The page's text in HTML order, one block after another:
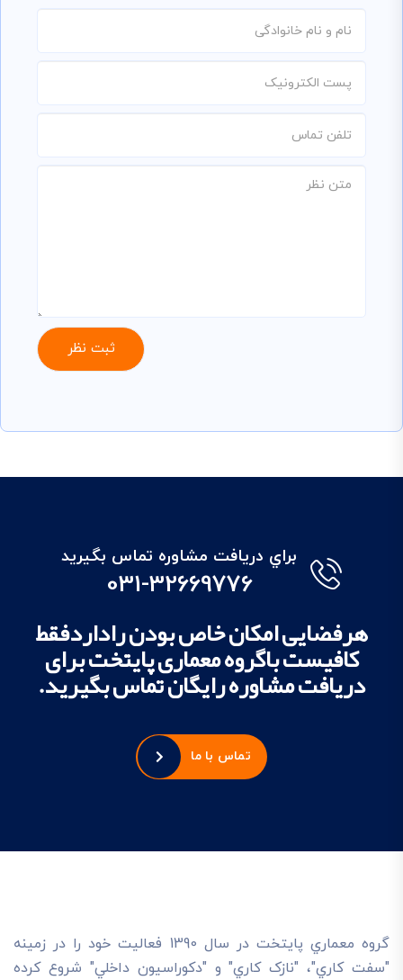
براي دريافت مشاوره تماس بگيريد
031-32669776
هرفضایی امکان خاص بودن راداردفقط
کافیست باگروه معماری پایتخت برای
دریافت مشاوره رایگان تماس بگیرید.
تماس با ما
گروه معماري پايتخت در سال 1390 فعاليت خود را در زمينه
"سفت کاري"، "نازک کاري" و "دکوراسيون داخلي" شروع کرده